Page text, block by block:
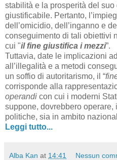
stabilità e la prosperità del
giustificabile. Pertanto,
dell’omicidio, dell’inganno e
conseguimento di tali obiettivi
cui "ilfine giustifica i mezzi”.
Tuttavia, date le implicazioni
all’illegalità e a metodi
un soffio di autoritarismo, il “
corrisponde alla
operandi con cui i moderni
suppone, dovrebbero operare,
politiche, sia in ambito
Leggi tutto...
Alba Kan at 14:41 Nessun